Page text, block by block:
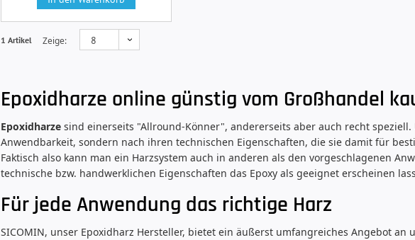
1 Artikel Zeige
Epoxidharze online günstig vom Großhandel
Epoxidharze sind einerseits "Allround-Könner", andererseits aber auch recht
Anwendbarkeit, sondern nach ihren technischen Eigenschaften, die sie damit für
Faktisch also kann man ein Harzsystem auch in anderen als den vorgeschlagenen
technische bzw. handwerklichen Eigenschaften das Epoxy als geeignet erscheinen
Für jede Anwendung das richtige Harz
SICOMIN, unser Epoxidharz Hersteller, bietet ein äußerst umfangreiches Angebot